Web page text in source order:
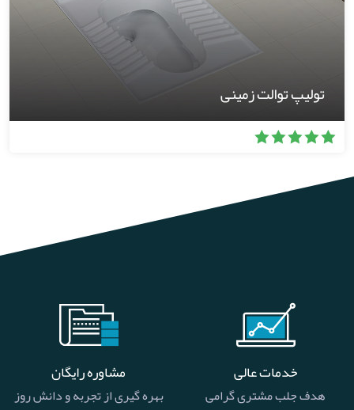
تولیپ توالت زمینی
خدمات عالی
هدف جلب مشتری گرامی
مشاوره رایگان
بهره گیری از تجربه و دانش روز